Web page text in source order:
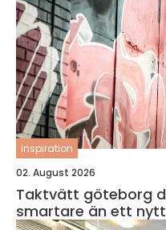
inspiration
02. August 2026
Taktvätt göteborg därför är ett rent tak
smartare än ett nytt